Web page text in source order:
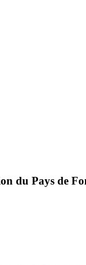
du Pays de